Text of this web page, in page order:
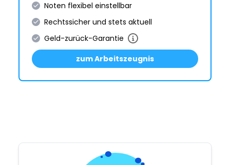
Noten flexibel einstellbar
Rechtssicher und stets aktuell
Geld-zurück-Garantie
zum Arbeitszeugnis